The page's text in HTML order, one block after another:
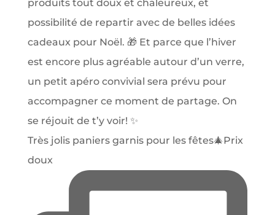
Très jolis paniers garnis pour les fêtes🎄Prix
doux